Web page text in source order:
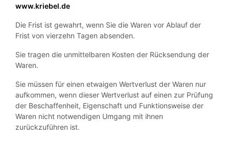
www.kriebel.de
Die Frist ist gewahrt, wenn Sie die Waren vor Ablauf der
Frist von vierzehn Tagen absenden.
Sie tragen die unmittelbaren Kosten der Rücksendung der
Waren.
Sie müssen für einen etwaigen Wertverlust der Waren nur
aufkommen, wenn dieser Wertverlust auf einen zur Prüfung
der Beschaffenheit, Eigenschaft und Funktionsweise der
Waren nicht notwendigen Umgang mit ihnen
zurückzuführen ist.